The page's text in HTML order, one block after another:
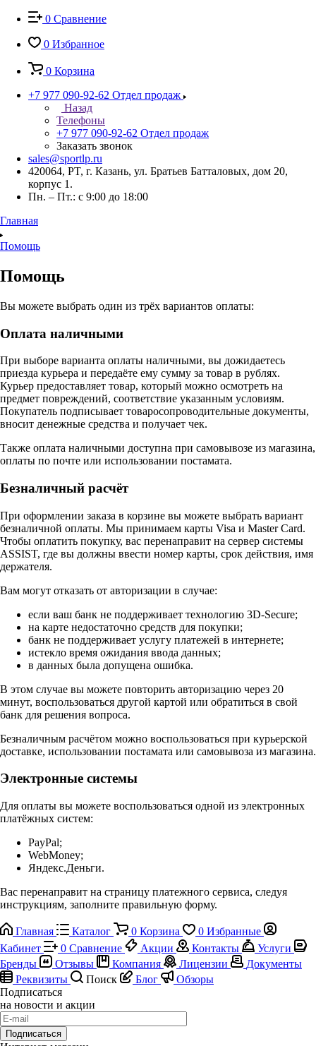
0 Сравнение
0 Избранное
0 Корзина
+7 977 090-92-62 Отдел продаж
Назад
Телефоны
+7 977 090-92-62 Отдел продаж
Заказать звонок
sales@sportlp.ru
420064, PT, г. Казань, ул. Братьев Батталовых, дом 20,
корпус 1.
Пн. – Пт.: с 9:00 до 18:00
Главная
Помощь
Помощь
Вы можете выбрать один из трёх вариантов оплаты:
Оплата наличными
При выборе варианта оплаты наличными, вы дожидаетесь
приезда курьера и передаёте ему сумму за товар в рублях.
Курьер предоставляет товар, который можно осмотреть на
предмет повреждений, соответствие указанным условиям.
Покупатель подписывает товаросопроводительные документы,
вносит денежные средства и получает чек.
Также оплата наличными доступна при самовывозе из магазина,
оплаты по почте или использовании постамата.
Безналичный расчёт
При оформлении заказа в корзине вы можете выбрать вариант
безналичной оплаты. Мы принимаем карты Visa и Master Card.
Чтобы оплатить покупку, вас перенаправит на сервер системы
ASSIST, где вы должны ввести номер карты, срок действия, имя
держателя.
Вам могут отказать от авторизации в случае:
если ваш банк не поддерживает технологию 3D-Secure;
на карте недостаточно средств для покупки;
банк не поддерживает услугу платежей в интернете;
истекло время ожидания ввода данных;
в данных была допущена ошибка.
В этом случае вы можете повторить авторизацию через 20
минут, воспользоваться другой картой или обратиться в свой
банк для решения вопроса.
Безналичным расчётом можно воспользоваться при курьерской
доставке, использовании постамата или самовывоза из магазина.
Электронные системы
Для оплаты вы можете воспользоваться одной из электронных
платёжных систем:
PayPal;
WebMoney;
Яндекс.Деньги.
Вас перенаправит на страницу платежного сервиса, следуя
инструкциям, заполните правильную форму.
Главная Каталог 0 Корзина 0 Избранные
Кабинет
0 Сравнение Акции Контакты
Услуги
Бренды
Отзывы Компания Лицензии
Документы
Реквизиты
Поиск Блог
Обзоры
Подписаться
на новости и акции
Подписаться